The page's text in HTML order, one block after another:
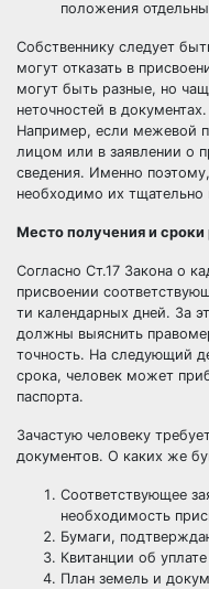
положения
Собственнику следует
могут отказать в
могут быть разные, но
неточностей в документах.
Например, если межевой
лицом или в заявлении о
сведения. Именно
необходимо их тщательно
Место получения и
Согласно Ст.17 Закона о
присвоении
ти календарных дней. За
должны выяснить
точность. На следующий
срока, человек может
паспорта.
Зачастую человеку
документов. О каких же
Соответствующее
необходимость
Бумаги,
Квитанции об
План земель и